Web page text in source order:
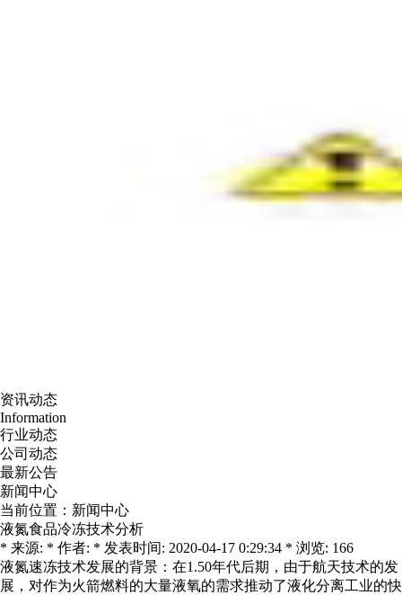
资讯动态
Information
行业动态
公司动态
最新公告
新闻中心
当前位置： 新闻中心
液氮食品冷冻技术分析
* 来源: * 作者: * 发表时间: 2020-04-17 0:29:34 * 浏览: 166
液氮速冻技术发展的背景：在1.50年代后期，由于航天技术的发
展，对作为火箭燃料的大量液氧的需求推动了液化分离工业的快